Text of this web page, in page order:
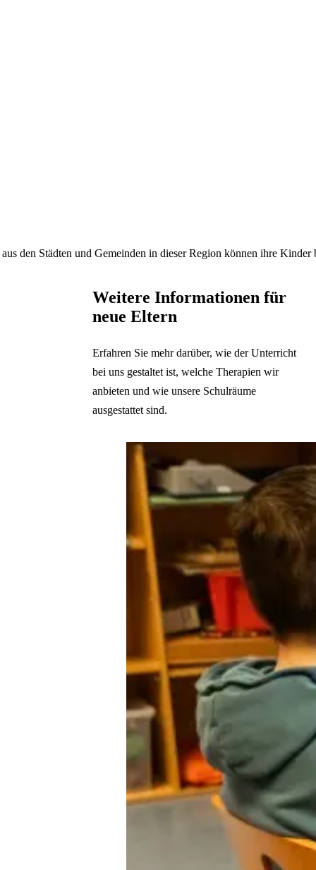
den Städten und Gemeinden in dieser Region können ihre Kinder
Weitere Informationen für
neue Eltern
Erfahren Sie mehr darüber, wie der Unterricht
bei uns gestaltet ist, welche Therapien wir
anbieten und wie unsere Schulräume
ausgestattet sind.